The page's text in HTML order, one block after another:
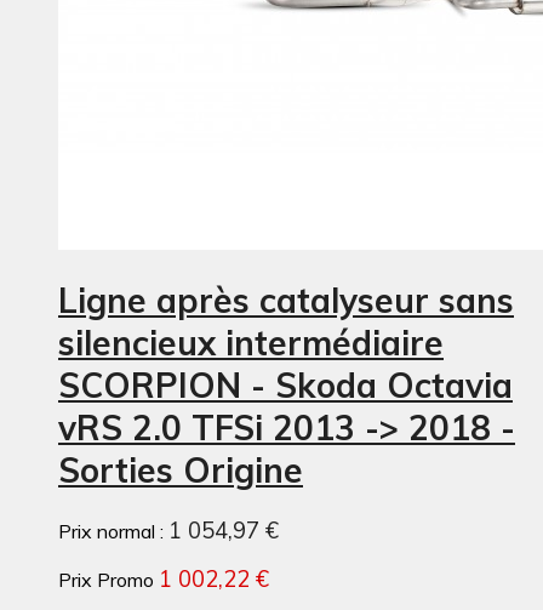
Ligne après catalyseur sans
silencieux intermédiaire
SCORPION - Skoda Octavia
vRS 2.0 TFSi 2013 -> 2018 -
Sorties Origine
Prix normal : 1 054,97 €
Prix Promo 1 002,22 €